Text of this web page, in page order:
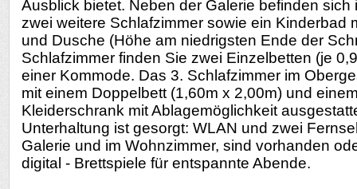
Ausblick bietet. Neben der Galerie befinden sich
zwei weitere Schlafzimmer sowie ein Kinderbad
und Dusche (Höhe am niedrigsten Ende der
Schlafzimmer finden Sie zwei Einzelbetten (je
einer Kommode. Das 3. Schlafzimmer im
mit einem Doppelbett (1,60m x 2,00m) und
Kleiderschrank mit Ablagemöglichkeit
Unterhaltung ist gesorgt: WLAN und zwei
Galerie und im Wohnzimmer, sind vorhanden
digital - Brettspiele für entspannte Abende.